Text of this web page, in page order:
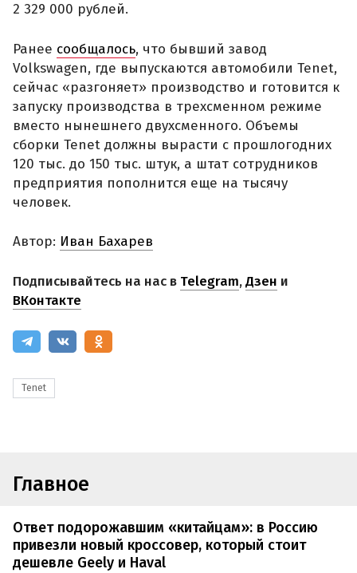
2 329 000 рублей.
Ранее сообщалось, что бывший завод
Volkswagen, где выпускаются автомобили Tenet,
сейчас «разгоняет» производство и готовится к
запуску производства в трехсменном режиме
вместо нынешнего двухсменного. Объемы
сборки Tenet должны вырасти с прошлогодних
120 тыс. до 150 тыс. штук, а штат сотрудников
предприятия пополнится еще на тысячу
человек.
Автор: Иван Бахарев
Подписывайтесь на нас в Telegram,Дзен и
ВКонтакте
Tenet
Главное
Ответ подорожавшим «китайцам»: в Россию
привезли новый кроссовер, который стоит
дешевле Geely и Haval